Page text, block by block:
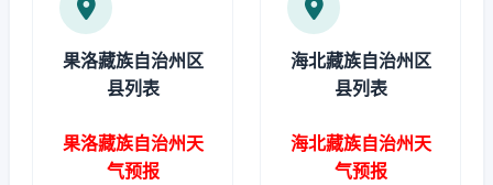
果洛藏族自治州区
县列表
果洛藏族自治州天
气预报
海北藏族自治州区
县列表
海北藏族自治州天
气预报